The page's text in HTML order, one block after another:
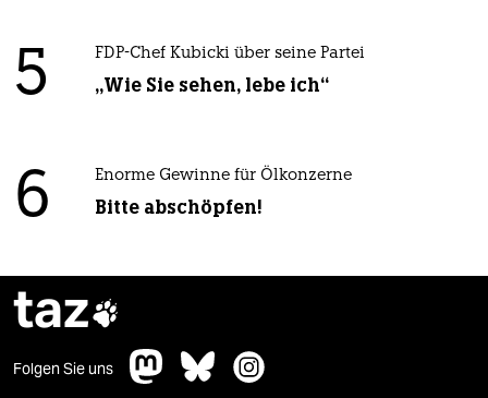
5 FDP-Chef Kubicki über seine Partei
„Wie Sie sehen, lebe ich“
6 Enorme Gewinne für Ölkonzerne
Bitte abschöpfen!
taz
Folgen Sie uns